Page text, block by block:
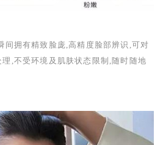
间拥有精致脸庞,高精度脸部辨识,可对
,不受环境及肌肤状态限制,随时随地